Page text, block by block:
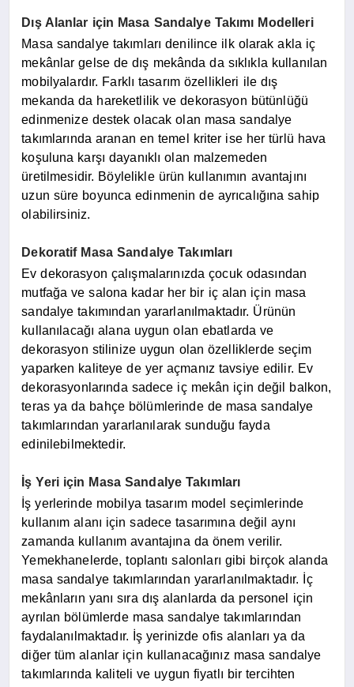
Dış Alanlar için Masa Sandalye Takımı Modelleri
Masa sandalye takımları denilince ilk olarak akla iç
mekânlar gelse de dış mekânda da sıklıkla kullanılan
mobilyalardır. Farklı tasarım özellikleri ile dış
mekanda da hareketlilik ve dekorasyon bütünlüğü
edinmenize destek olacak olan masa sandalye
takımlarında aranan en temel kriter ise her türlü hava
koşuluna karşı dayanıklı olan malzemeden
üretilmesidir. Böylelikle ürün kullanımın avantajını
uzun süre boyunca edinmenin de ayrıcalığına sahip
olabilirsiniz.
Dekoratif Masa Sandalye Takımları
Ev dekorasyon çalışmalarınızda çocuk odasından
mutfağa ve salona kadar her bir iç alan için masa
sandalye takımından yararlanılmaktadır. Ürünün
kullanılacağı alana uygun olan ebatlarda ve
dekorasyon stilinize uygun olan özelliklerde seçim
yaparken kaliteye de yer açmanız tavsiye edilir. Ev
dekorasyonlarında sadece iç mekân için değil balkon,
teras ya da bahçe bölümlerinde de masa sandalye
takımlarından yararlanılarak sunduğu fayda
edinilebilmektedir.
İş Yeri için Masa Sandalye Takımları
İş yerlerinde mobilya tasarım model seçimlerinde
kullanım alanı için sadece tasarımına değil aynı
zamanda kullanım avantajına da önem verilir.
Yemekhanelerde, toplantı salonları gibi birçok alanda
masa sandalye takımlarından yararlanılmaktadır. İç
mekânların yanı sıra dış alanlarda da personel için
ayrılan bölümlerde masa sandalye takımlarından
faydalanılmaktadır. İş yerinizde ofis alanları ya da
diğer tüm alanlar için kullanacağınız masa sandalye
takımlarında kaliteli ve uygun fiyatlı bir tercihten